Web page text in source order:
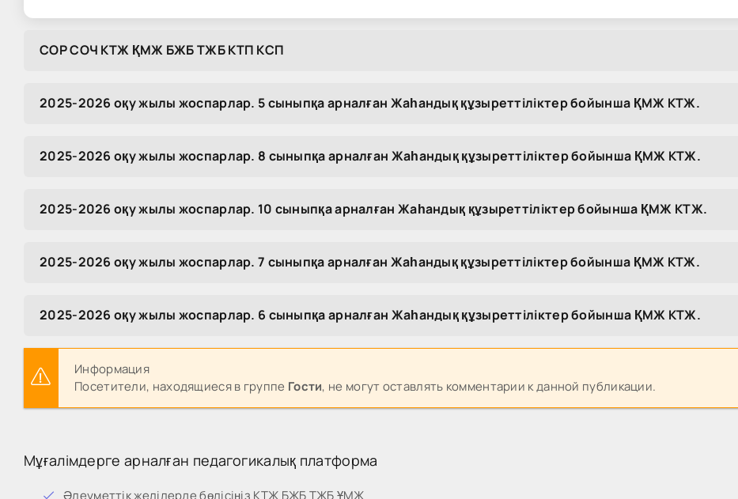
COP COЧ KTЖ ҚMЖ БЖБ TЖБ KTП KCП
2025-2026 оқу жылы жоспарлар. 5 сыныпқа арналған Жаһандық құзыреттіліктер бойынша ҚМЖ КТЖ.
2025-2026 оқу жылы жоспарлар. 8 сыныпқа арналған Жаһандық құзыреттіліктер бойынша ҚМЖ КТЖ.
2025-2026 оқу жылы жоспарлар. 10 сыныпқа арналған Жаһандық құзыреттіліктер бойынша ҚМЖ КТЖ.
2025-2026 оқу жылы жоспарлар. 7 сыныпқа арналған Жаһандық құзыреттіліктер бойынша ҚМЖ КТЖ.
2025-2026 оқу жылы жоспарлар. 6 сыныпқа арналған Жаһандық құзыреттіліктер бойынша ҚМЖ КТЖ.
Информация
Посетители, находящиеся в группе Гости, не могут оставлять комментарии к данной публикации.
Мұғалімдерге арналған педагогикалық платформа